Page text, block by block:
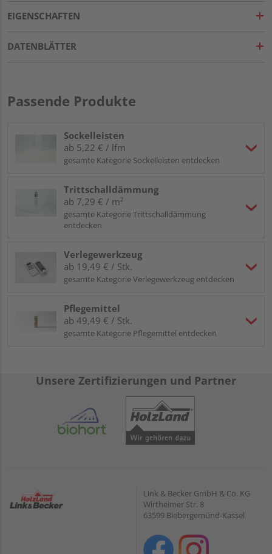
EIGENSCHAFTEN
DATENBLÄTTER
Passende Produkte
Sockelleisten
ab 5,22 € / lfm
gesamte Kategorie Sockelleisten entdecken
Trittschalldämmung
ab 7,29 € / m²
gesamte Kategorie Trittschalldämmung
entdecken
Verlegewerkzeug
ab 19,49 € / Stk.
gesamte Kategorie Verlegewerkzeug entdecken
Pflegemittel
ab 49,49 € / Stk.
gesamte Kategorie Pflegemittel entdecken
Unsere Zertifizierungen und Partner
Link & Becker GmbH & Co. KG
Wirtheimer Str. 8
63599 Biebergemünd-Kassel